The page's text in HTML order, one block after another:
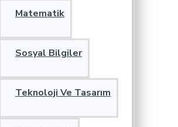
Matematik
Sosyal Bilgiler
Teknoloji Ve Tasarım